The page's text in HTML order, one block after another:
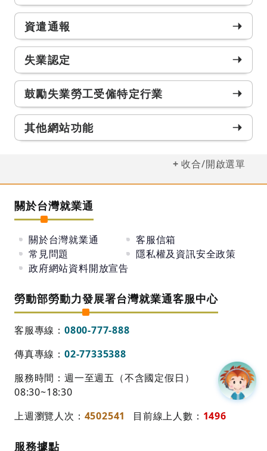
資遣通報
失業認定
鼓勵失業勞工受僱特定行業
其他網站功能
收合/開啟選單
關於台灣就業通
關於台灣就業通
客服信箱
常見問題
隱私權及資訊安全政策
政府網站資料開放宣告
勞動部勞動力發展署台灣就業通客服中心
客服專線： 0800-777-888
傳真專線： 02-77335388
服務時間：週一至週五（不含國定假日）
08:30~18:30
上週瀏覽人次： 4502541 目前線上人數： 1496
服務據點